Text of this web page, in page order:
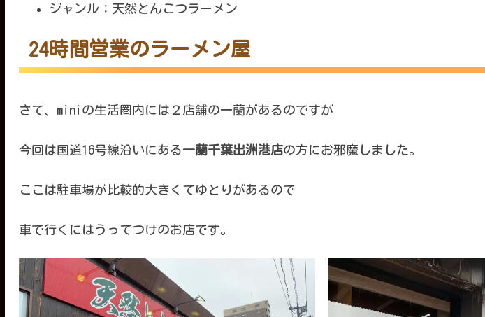
ジャンル：天然とんこつラーメン
24時間営業のラーメン屋
さて、miniの生活圏内には２店舗の一蘭があるのですが
今回は国道16号線沿いにある一蘭千葉出洲港店の方にお邪魔しました。
ここは駐車場が比較的大きくてゆとりがあるので
車で行くにはうってつけのお店です。